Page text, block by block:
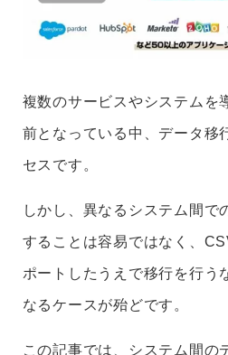
複数のサービスやシステムを
前となっている中、データ移
セスです。
しかし、異なるシステム間で
することは容易ではなく、
ポートしたうえで移行を行う
なるケースが殆どです。
この記事では、システム間の